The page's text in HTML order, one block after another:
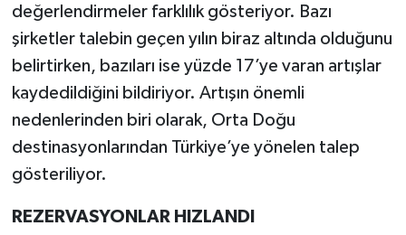
değerlendirmeler farklılık gösteriyor. Bazı
şirketler talebin geçen yılın biraz altında olduğunu
belirtirken, bazıları ise yüzde 17’ye varan artışlar
kaydedildiğini bildiriyor. Artışın önemli
nedenlerinden biri olarak, Orta Doğu
destinasyonlarından Türkiye’ye yönelen talep
gösteriliyor.
REZERVASYONLAR HIZLANDI